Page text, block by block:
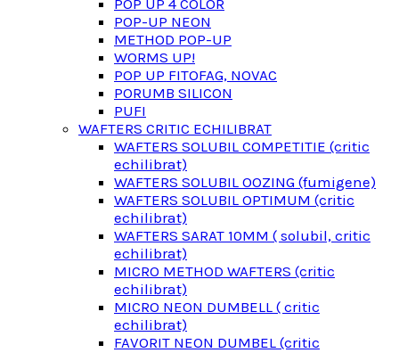
POP UP 4 COLOR
POP-UP NEON
METHOD POP-UP
WORMS UP!
POP UP FITOFAG, NOVAC
PORUMB SILICON
PUFI
WAFTERS CRITIC ECHILIBRAT
WAFTERS SOLUBIL COMPETITIE (critic
echilibrat)
WAFTERS SOLUBIL OOZING (fumigene)
WAFTERS SOLUBIL OPTIMUM (critic
echilibrat)
WAFTERS SARAT 10MM ( solubil, critic
echilibrat)
MICRO METHOD WAFTERS (critic
echilibrat)
MICRO NEON DUMBELL ( critic
echilibrat)
FAVORIT NEON DUMBEL (critic